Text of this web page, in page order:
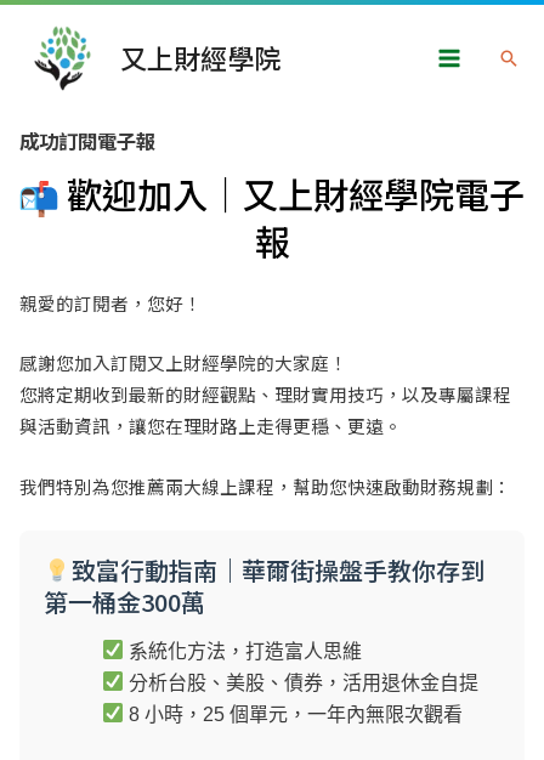
又上財經學院
Menu搜
成功訂閱電子報
歡迎加入｜又上財經學院電子
報
親愛的訂閱者，您好！
感謝您加入訂閱又上財經學院的大家庭！
您將定期收到最新的財經觀點、理財實用技巧，以及專屬課程
與活動資訊，讓您在理財路上走得更穩、更遠。
我們特別為您推薦兩大線上課程，幫助您快速啟動財務規劃：
致富行動指南｜華爾街操盤手教你存到
第一桶金300萬
系統化方法，打造富人思維
分析台股、美股、債券，活用退休金自提
8 小時，25 個單元，一年內無限次觀看